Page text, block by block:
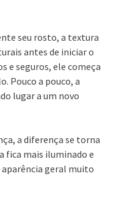
seu rosto, a textura
antes de iniciar o
e seguros, ele começa
Pouco a pouco, a
lugar a um novo
a diferença se torna
fica mais iluminado e
geral muito